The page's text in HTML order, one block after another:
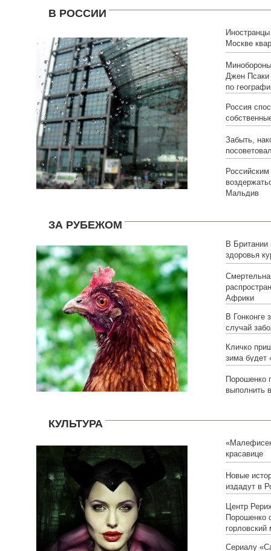
В РОССИИ
Москве
Джен Псаки
по
Россия
Забыть,
Мальдив
ЗА РУБЕЖОМ
В
здоровья
Африки
В Гонконге
случай
Кличко
зима будет
выполнить
КУЛЬТУРА
красавице
Новые
издадут в
Центр
Порошенко
горловский
Сериалу